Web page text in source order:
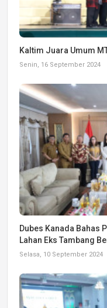
Kaltim Juara Umum
Senin, 16 September 2024
Dubes Kanada Bahas
Lahan Eks Tambang
Selasa, 10 September 2024